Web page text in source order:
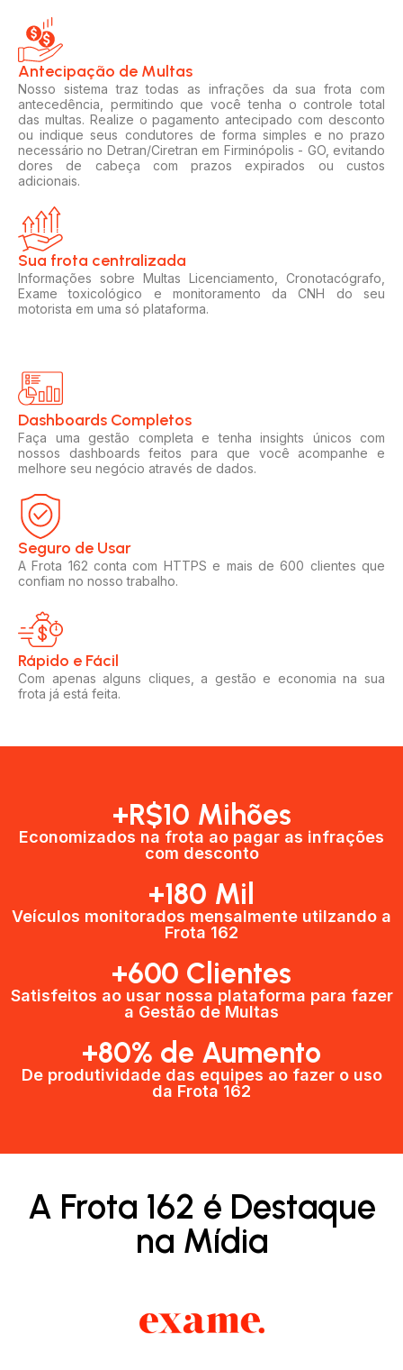
Antecipação de Multas
Nosso sistema traz todas as infrações da sua frota com
antecedência, permitindo que você tenha o controle total
das multas. Realize o pagamento antecipado com desconto
ou indique seus condutores de forma simples e no prazo
necessário no Detran/Ciretran em Firminópolis - GO, evitando
dores de cabeça com prazos expirados ou custos
adicionais.
Sua frota centralizada​
Informações sobre Multas Licenciamento, Cronotacógrafo,
Exame toxicológico e monitoramento da CNH do seu
motorista em uma só plataforma.
Dashboards Completos​​
Faça uma gestão completa e tenha insights únicos com
nossos dashboards feitos para que você acompanhe e
melhore seu negócio através de dados.
Seguro de Usar​
A Frota 162 conta com HTTPS e mais de 600 clientes que
confiam no nosso trabalho.
Rápido e Fácil​
Com apenas alguns cliques, a gestão e economia na sua
frota já está feita.
+R$10 Mihões
Economizados na frota ao pagar as infrações
com desconto
+180 Mil
Veículos monitorados mensalmente utilzando a
Frota 162
+600 Clientes​
Satisfeitos ao usar nossa plataforma para fazer
a Gestão de Multas​
+80% de Aumento
De produtividade das equipes ao fazer o uso
da Frota 162​
A Frota 162 é Destaque
na Mídia